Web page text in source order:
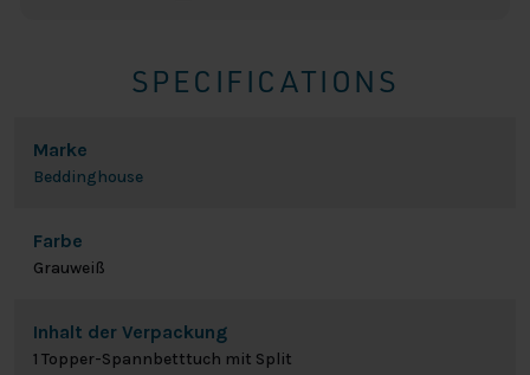
SPECIFICATIONS
Marke
Beddinghouse
Farbe
Grauweiß
Inhalt der Verpackung
1 Topper-Spannbetttuch mit Split